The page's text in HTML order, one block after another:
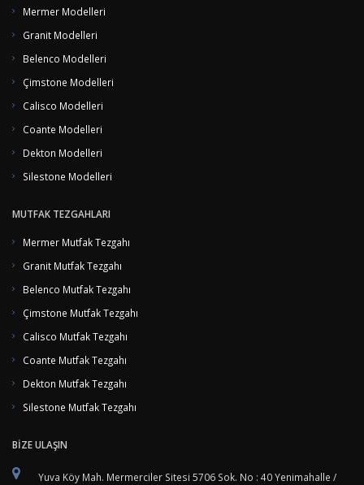
üretmeyi başaran firmamız sürekli gelişen pazarda daima lider olmayı
hedeflemektedir…
Özgün tasarımlarınızın gerçeğe dönüştüğü mermer, granit, çimstone, fileli
Mermer Modelleri
Granit Modelleri
Belenco Modelleri
Çimstone Modelleri
Calisco Modelleri
Coante Modelleri
Dekton Modelleri
Silestone Modelleri
MUTFAK TEZGAHLARI
Mermer Mutfak Tezgahı
Granit Mutfak Tezgahı
Belenco Mutfak Tezgahı
Çimstone Mutfak Tezgahı
Calisco Mutfak Tezgahı
Coante Mutfak Tezgahı
Dekton Mutfak Tezgahı
Silestone Mutfak Tezgahı
BİZE ULAŞIN
Yuva Köy Mah. Mermerciler Sitesi 5706 Sok. No : 40 Yenimahalle /